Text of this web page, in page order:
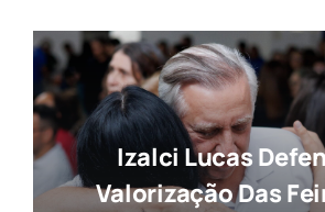
Izalci Lucas
Valorização Das